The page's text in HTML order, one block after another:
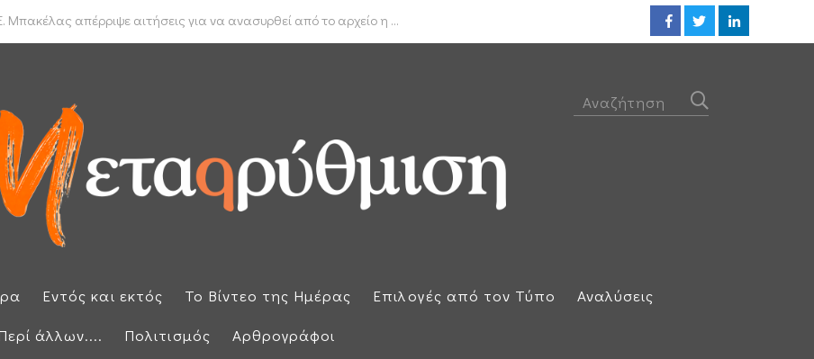
Μπακέλας απέρριψε αιτήσεις για να ανασυρθεί από το αρχείο η ...
για το πραγματικό διαθέσιμο εισόδημα των νοικοκυριών Προθεσμία για να
Εντός και εκτός Το Βίντεο της Ημέρας Επιλογές από τον Τύπο
Αναλύσεις
άλλων.... Πολιτισμός Αρθρογράφοι